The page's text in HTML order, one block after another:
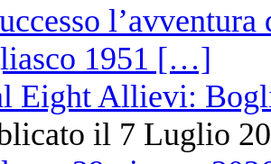
Eight Allievi:
il 7 Luglio